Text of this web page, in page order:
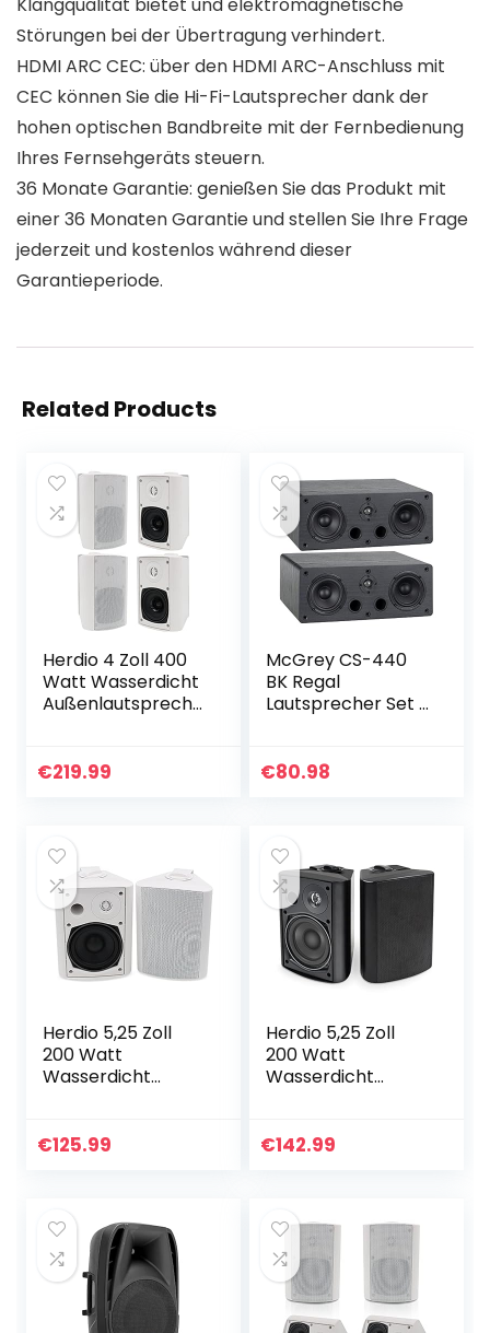
Klangqualität bietet und elektromagnetische
Störungen bei der Übertragung verhindert.
HDMI ARC CEC: über den HDMI ARC-Anschluss mit
CEC können Sie die Hi-Fi-Lautsprecher dank der
hohen optischen Bandbreite mit der Fernbedienung
Ihres Fernsehgeräts steuern.
36 Monate Garantie: genießen Sie das Produkt mit
einer 36 Monaten Garantie und stellen Sie Ihre Frage
jederzeit und kostenlos während dieser
Garantieperiode.
Related Products
Herdio 4 Zoll 400
Watt Wasserdicht
Außenlautspreche
Garten, Terrasse,
€219.99
McGrey CS-440
BK Regal
Lautsprecher Set –
für Surround-
€80.98
Herdio 5,25 Zoll
200 Watt
Wasserdicht
Patio Deck
€125.99
Herdio 5,25 Zoll
200 Watt
Wasserdicht
Lautsprecher für
€142.99